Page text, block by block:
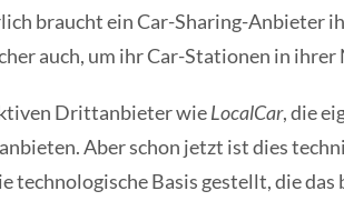
braucht ein Car-Sharing-Anbieter
auch, um ihr Car-Stationen in ihrer
Drittanbieter wieLocalCar, die
Aber schon jetzt ist dies
technologische Basis gestellt, die das